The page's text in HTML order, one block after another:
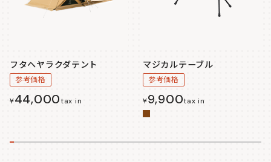
フタヘヤラクダテント
参考価格
¥44,000tax in
マジカルテーブル
参考価格
¥9,900tax in